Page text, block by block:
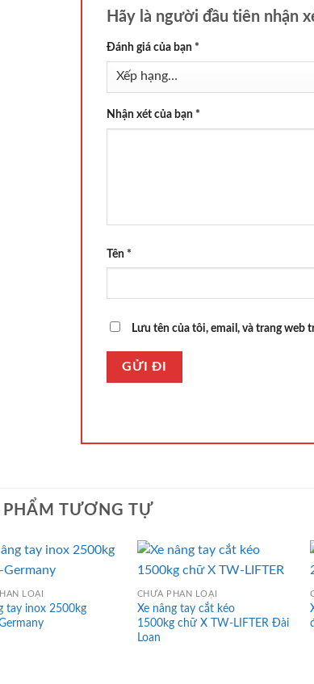
Hãy là người đầu tiên nhận
Đánh giá của bạn *
Nhận xét của bạn *
Tên *
Lưu tên của tôi, email, và trang web
PHẨM TƯƠNG TỰ
LOẠI
tay inox 2500kg
CHƯA PHÂN LOẠI
Xe nâng tay cắt kéo
1500kg chữ X TW-LIFTER Đài
Loan